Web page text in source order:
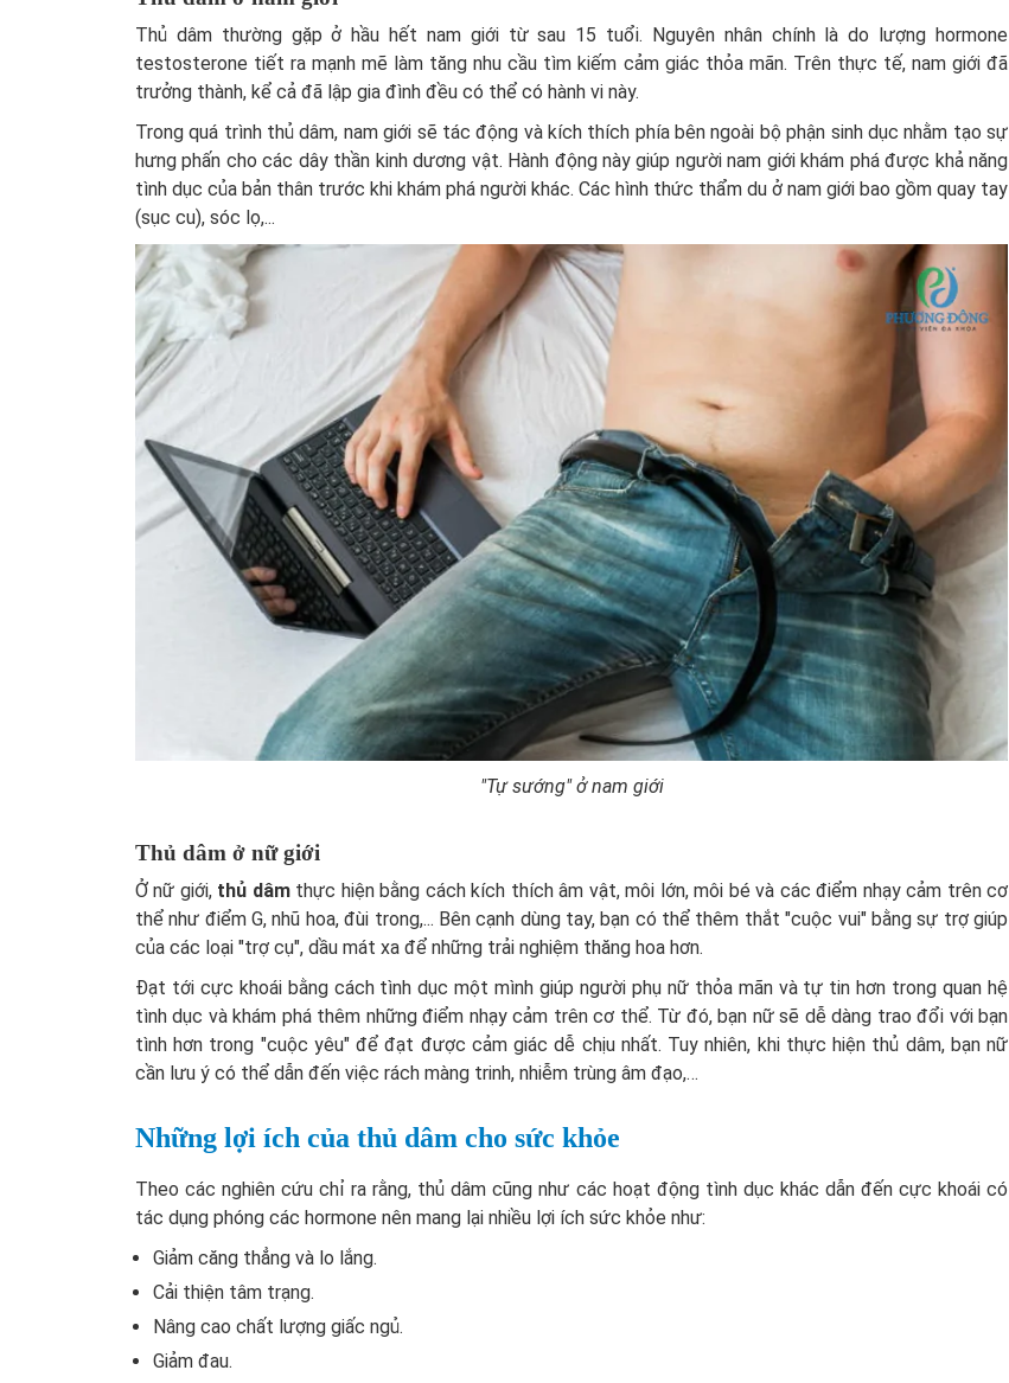
Thủ dâm thường gặp ở hầu hết nam giới từ sau 15 tuổi. Nguyên nhân chính là do lượng hormone
testosterone tiết ra mạnh mẽ làm tăng nhu cầu tìm kiếm cảm giác thỏa mãn. Trên thực tế, nam giới đã
trưởng thành, kể cả đã lập gia đình đều có thể có hành vi này.
Trong quá trình thủ dâm, nam giới sẽ tác động và kích thích phía bên ngoài bộ phận sinh dục nhằm tạo sự
hưng phấn cho các dây thần kinh dương vật. Hành động này giúp người nam giới khám phá được khả năng
tình dục của bản thân trước khi khám phá người khác. Các hình thức thẩm du ở nam giới bao gồm quay tay
(sục cu), sóc lọ,...
"Tự sướng" ở nam giới
Thủ dâm ở nữ giới
Ở nữ giới, thủ dâmthực hiện bằng cách kích thích âm vật, môi lớn, môi bé và các điểm nhạy cảm trên cơ
thể như điểm G, nhũ hoa, đùi trong,... Bên cạnh dùng tay, bạn có thể thêm thắt "cuộc vui" bằng sự trợ giúp
của các loại "trợ cụ", dầu mát xa để những trải nghiệm thăng hoa hơn.
Đạt tới cực khoái bằng cách tình dục một mình giúp người phụ nữ thỏa mãn và tự tin hơn trong quan hệ
tình dục và khám phá thêm những điểm nhạy cảm trên cơ thể. Từ đó, bạn nữ sẽ dễ dàng trao đổi với bạn
tình hơn trong "cuộc yêu" để đạt được cảm giác dễ chịu nhất. Tuy nhiên, khi thực hiện thủ dâm, bạn nữ
cần lưu ý có thể dẫn đến việc rách màng trinh, nhiễm trùng âm đạo,…
Những lợi ích của thủ dâm cho sức khỏe
Theo các nghiên cứu chỉ ra rằng, thủ dâm cũng như các hoạt động tình dục khác dẫn đến cực khoái có
tác dụng phóng các hormone nên mang lại nhiều lợi ích sức khỏe như:
Giảm căng thẳng và lo lắng.
Cải thiện tâm trạng.
Nâng cao chất lượng giấc ngủ.
Giảm đau.